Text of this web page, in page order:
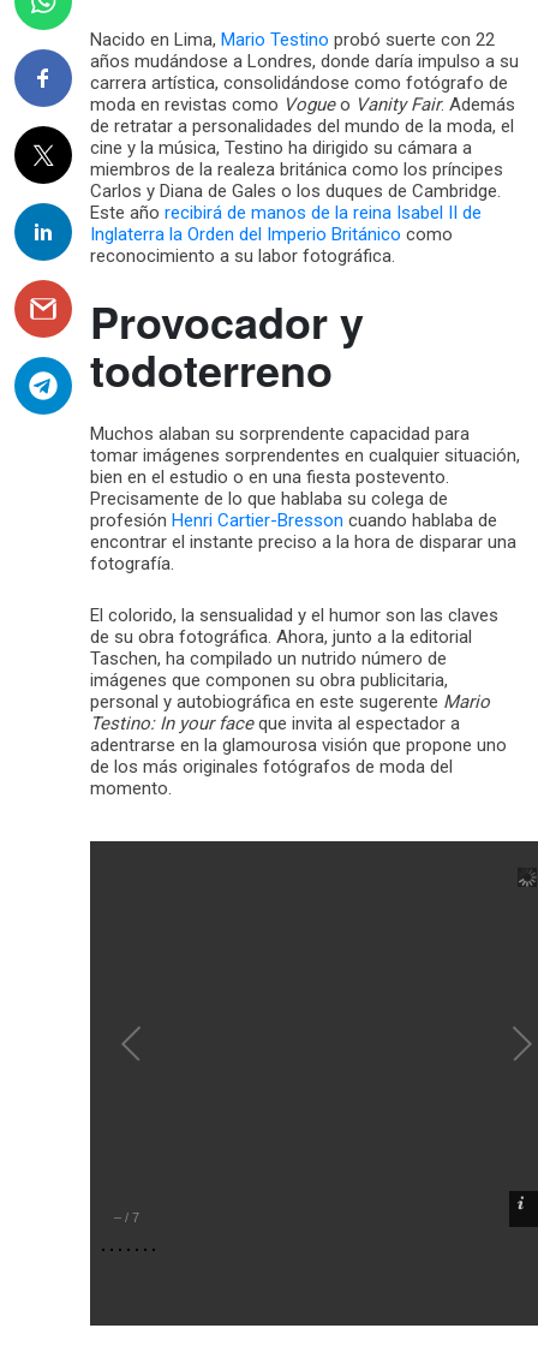
Nacido en Lima, Mario Testino probó suerte con 22
años mudándose a Londres, donde daría impulso a su
carrera artística, consolidándose como fotógrafo de
moda en revistas como Vogueo Vanity Fair. Además
de retratar a personalidades del mundo de la moda, el
cine y la música, Testino ha dirigido su cámara a
miembros de la realeza británica como los príncipes
Carlos y Diana de Gales o los duques de Cambridge.
Este año recibirá de manos de la reina Isabel II de
Inglaterra la Orden del Imperio Británico como
reconocimiento a su labor fotográfica.
Provocador y
todoterreno
Muchos alaban su sorprendente capacidad para
tomar imágenes sorprendentes en cualquier situación,
bien en el estudio o en una fiesta postevento.
Precisamente de lo que hablaba su colega de
profesión Henri Cartier-Bresson cuando hablaba de
encontrar el instante preciso a la hora de disparar una
fotografía.
El colorido, la sensualidad y el humor son las claves
de su obra fotográfica. Ahora, junto a la editorial
Taschen, ha compilado un nutrido número de
imágenes que componen su obra publicitaria,
personal y autobiográfica en este sugerente Mario
Testino: In your faceque invita al espectador a
adentrarse en la glamourosa visión que propone uno
de los más originales fotógrafos de moda del
momento.
– / 7